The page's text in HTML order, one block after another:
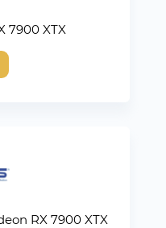
7900 XTX
RX 7900 XTX